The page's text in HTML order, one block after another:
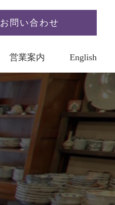
お問い合わせ
営業案内 English